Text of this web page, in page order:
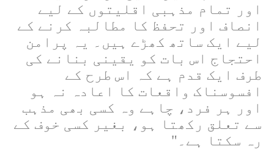
اور تمام مذہبی اقلیتوں کے لیے
انصاف اور تحفظ کا مطالبہ کرنے کے
لیے ایک ساتھ کھڑے ہیں۔ یہ پرامن
احتجاج اس بات کو یقینی بنانے کی
طرف ایک قدم ہے کہ اس طرح کے
افسوسناک واقعات کا اعادہ نہ ہو
اور ہر فرد، چاہے وہ کسی بھی مذہب
سے تعلق رکھتا ہو، بغیر کسی خوف کے
رہ سکتا ہے۔ "